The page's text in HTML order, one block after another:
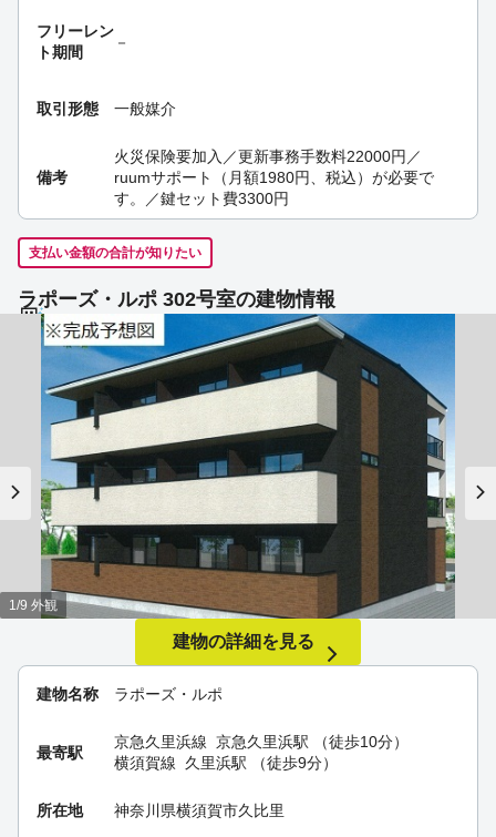
フリーレン
ト期間
－
取引形態 一般媒介
備考
火災保険要加入／更新事務手数料22000円／
ruumサポート（月額1980円、税込）が必要で
す。／鍵セット費3300円
支払い金額の合計が知りたい
ラポーズ・ルポ 302号室の建物情報
建物名称 ラポーズ・ルポ
最寄駅
京急久里浜線 京急久里浜駅 （徒歩10分）
横須賀線
久里浜駅 （徒歩9分）
所在地 神奈川県横須賀市久比里
1/9 外観
建物の詳細を見る